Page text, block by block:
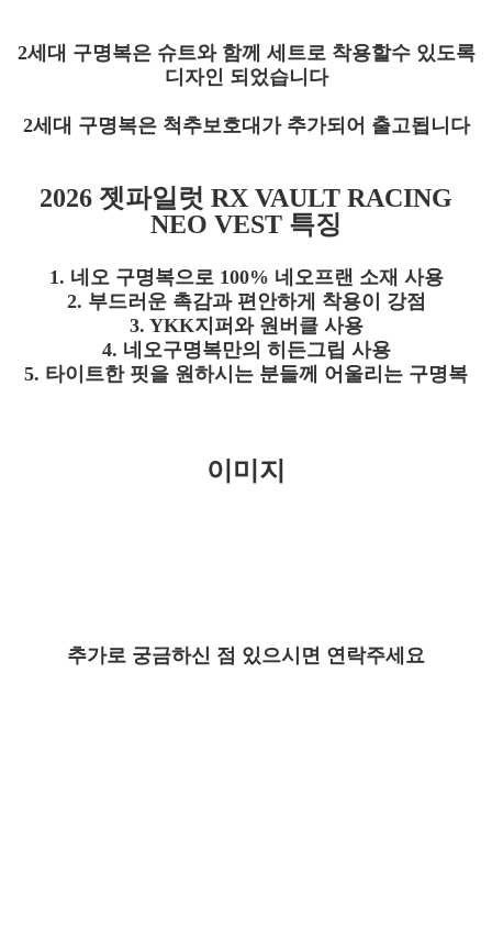
2세대 구명복은 슈트와 함께 세트로 착용할수 있도록
디자인 되었습니다
2세대 구명복은 척추보호대가 추가되어 출고됩니다
2026 젯파일럿 RX VAULT RACING
NEO VEST 특징
1. 네오 구명복으로 100% 네오프랜 소재 사용
2. 부드러운 촉감과 편안하게 착용이 강점
3. YKK지퍼와 원버클 사용
4. 네오구명복만의 히든그립 사용
5. 타이트한 핏을 원하시는 분들께 어울리는 구명복
이미지
추가로 궁금하신 점 있으시면 연락주세요